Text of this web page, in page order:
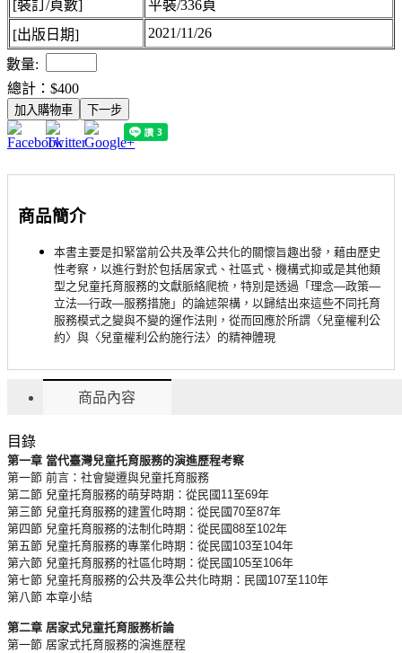
[裝訂/頁數]
平裝/336頁
[出版日期]
2021/11/26
數量:
總計： $400
加入購物車 下一步
商品簡介
本書主要是扣緊當前公共及準公共化的關懷旨趣出發，藉由歷史
性考察，以進行對於包括居家式、社區式、機構式抑或是其他類
型之兒童托育服務的文獻脈絡爬梳，特別是透過「理念—政策—
立法—行政—服務措施」的論述架構，以歸結出來這些不同托育
服務模式之變與不變的運作法則，從而回應於所謂〈兒童權利公
約〉與〈兒童權利公約施行法〉的精神體現
商品內容
目錄
第一章 當代臺灣兒童托育服務的演進歷程考察
第一節 前言：社會變遷與兒童托育服務
第二節 兒童托育服務的萌芽時期：從民國11至69年
第三節 兒童托育服務的建置化時期：從民國70至87年
第四節 兒童托育服務的法制化時期：從民國88至102年
第五節 兒童托育服務的專業化時期：從民國103至104年
第六節 兒童托育服務的社區化時期：從民國105至106年
第七節 兒童托育服務的公共及準公共化時期：民國107至110年
第八節 本章小結
第二章 居家式兒童托育服務析論
第一節 居家式托育服務的演進歷程